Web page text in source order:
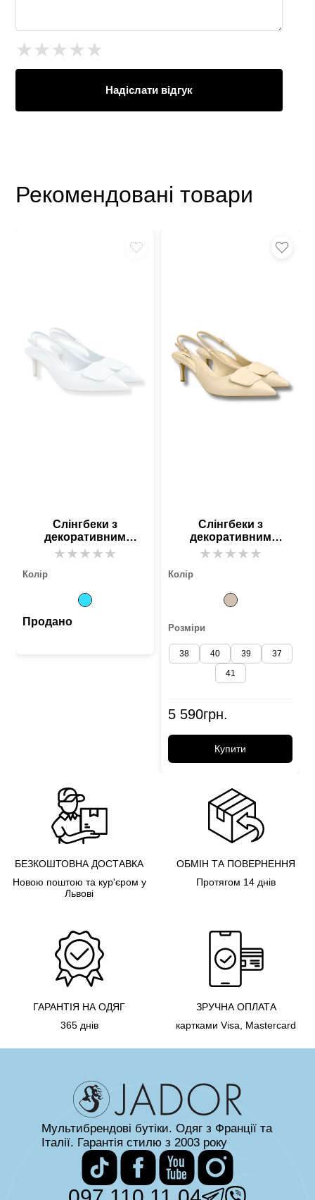
★★★★★
Надіслати відгук
Рекомендовані товари
Слінгбеки з
декоративним
елементом блакитні
★★★★★
Колір
Продано
Слінгбеки з
декоративним
елементом бежеві
★★★★★
Колір
Розміри
38 40 39
37
41
5 590грн.
Купити
БЕЗКОШТОВНА ДОСТАВКА
Новою поштою та кур'єром у
Львові
ОБМІН ТА ПОВЕРНЕННЯ
Протягом 14 днів
ГАРАНТІЯ НА ОДЯГ
365 днів
ЗРУЧНА ОПЛАТА
картками Visa, Mastercard
Мультибрендові бутіки. Одяг з Франції та
Італії. Гарантія стилю з 2003 року